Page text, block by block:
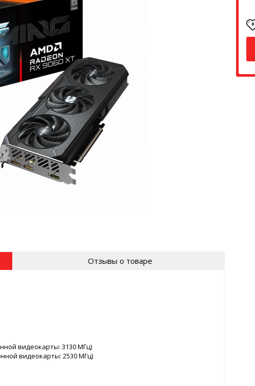
0
Отзывы о товаре
видеокарты: 3130 МГц)
видеокарты: 2530 МГц)